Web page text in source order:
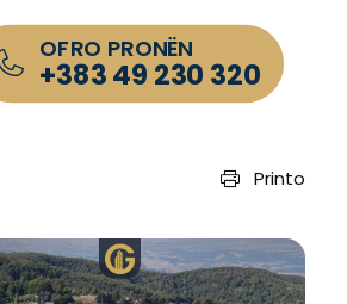
OFRO PRONËN
+383 49 230 320
Printo